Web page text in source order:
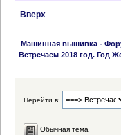
Вверх
Машинная вышивка -
Встречаем 2018 год. Год
Перейти в:
Обычная тема